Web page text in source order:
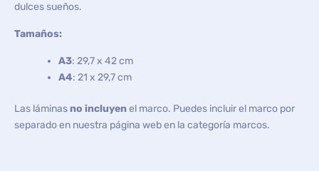
dulces sueños.
Tamaños:
A3: 29,7 x 42 cm
A4: 21 x 29,7 cm
Las láminas no incluyenel marco. Puedes incluir el marco por
separado en nuestra página web en la categoría marcos.